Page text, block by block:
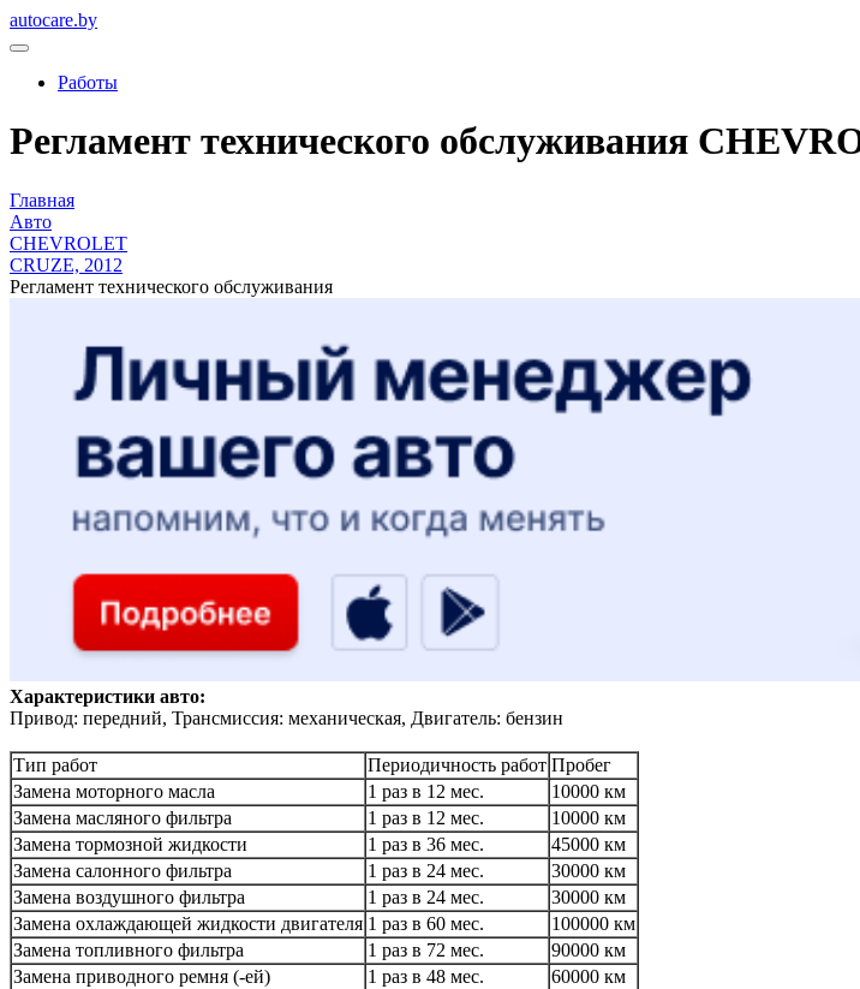
autocare.by
Работы
Регламент технического обслуживания
Главная
Авто
CHEVROLET
CRUZE, 2012
Регламент технического обслуживания
Характеристики авто:
Привод: передний, Трансмиссия: механическая, Двигатель: бензин
Тип работ Периодичность работ Пробег
Замена моторного масла
1 раз в 12 мес.
10000 км
Замена масляного фильтра
1 раз в 12 мес.
10000 км
Замена тормозной жидкости
1 раз в 36 мес.
45000 км
Замена салонного фильтра
1 раз в 24 мес.
30000 км
Замена воздушного фильтра
1 раз в 24 мес.
30000 км
Замена охлаждающей жидкости двигателя 1 раз в 60 мес.
100000 км
Замена топливного фильтра
1 раз в 72 мес.
90000 км
Замена приводного ремня (-ей)
1 раз в 48 мес.
60000 км